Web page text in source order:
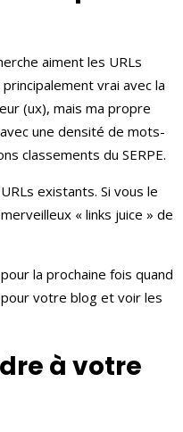
aiment les URLs
vrai avec la
(ux), mais ma propre
une densité de mots-
classements du SERPE.
existants. Si vous le
« links juice » de
la prochaine fois quand
votre blog et voir les
à votre